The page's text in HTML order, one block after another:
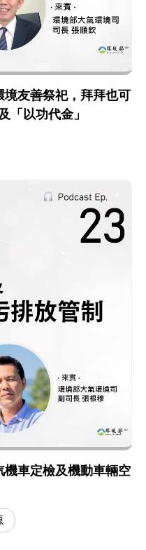
境友善祭祀，拜拜也可
「以功代金」
機車定檢及機動車輛空